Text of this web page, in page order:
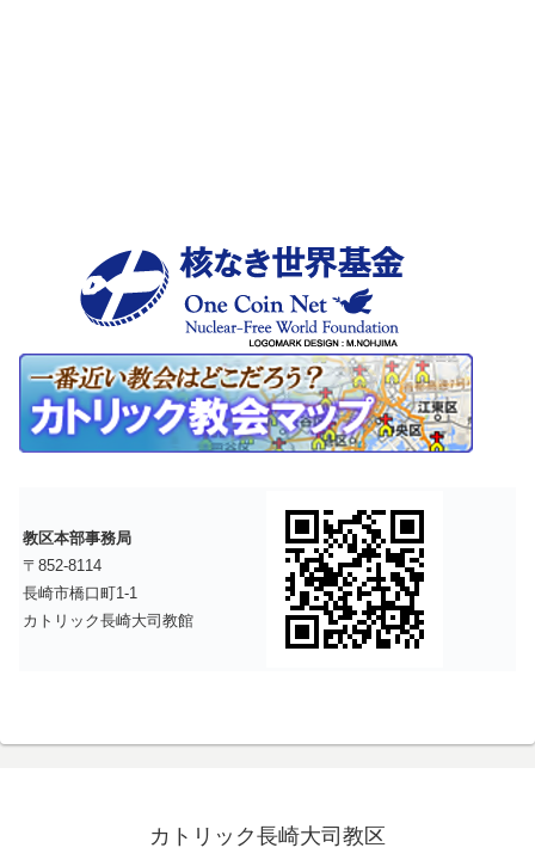
教区本部事務局
〒852-8114
長崎市橋口町1-1
カトリック長崎大司教館
カトリック長崎大司教区